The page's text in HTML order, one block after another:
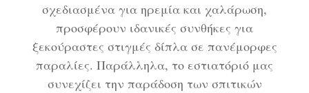
σχεδιασμένα για ηρεμία και χαλάρωση,
προσφέρουν ιδανικές συνθήκες για
ξεκούραστες στιγμές δίπλα σε πανέμορφες
παραλίες. Παράλληλα, το εστιατόριό μας
συνεχίζει την παράδοση των σπιτικών